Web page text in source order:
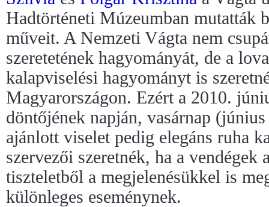
Hadtörténeti Múzeumban mutatták
műveit. A Nemzeti Vágta nem
szeretetének hagyományát, de a
kalapviselési hagyományt is
Magyarországon. Ezért a 2010.
döntőjének napján, vasárnap
ajánlott viselet pedig elegáns ruha
szervezői szeretnék, ha a vendégek
tiszteletből a megjelenésükkel is
különleges eseménynek.